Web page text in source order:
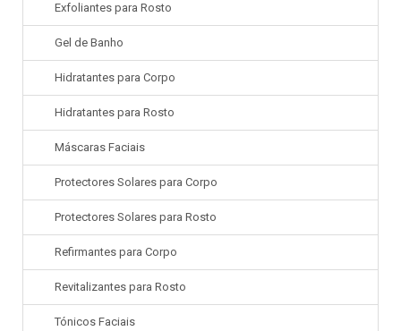
Exfoliantes para Rosto
Gel de Banho
Hidratantes para Corpo
Hidratantes para Rosto
Máscaras Faciais
Protectores Solares para Corpo
Protectores Solares para Rosto
Refirmantes para Corpo
Revitalizantes para Rosto
Tónicos Faciais